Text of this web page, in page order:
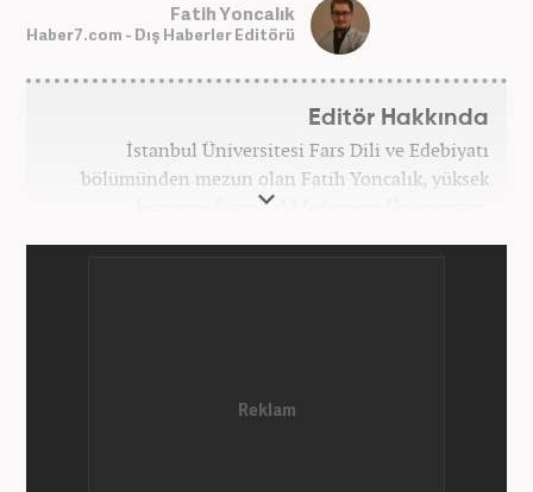
Fatih Yoncalık
Haber7.com - Dış Haberler Editörü
Editör Hakkında
İstanbul Üniversitesi Fars Dili ve Edebiyatı
bölümünden mezun olan Fatih Yoncalık, yüksek
lisansını İstanbul Medeniyet Üniversitesi
AKŞAM Gazetesi’nde başlayan Yoncalık, Eylül